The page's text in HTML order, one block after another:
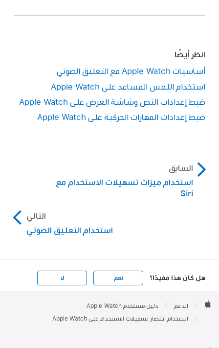
انظر أيضًا
أساسيات Apple Watch مع التعليق الصوتي
استخدام اللمس المساعد على Apple Watch
ضبط إعدادات النص وشاشة العرض على Apple Watch
ضبط إعدادات المهارات الحركية على Apple Watch
السابق
استخدام ميزات تسهيلات الاستخدام مع
Siri
التالي
استخدام التعليق الصوتي
هل كان هذا مفيدًا؟ نعم لا
Footer

الدعم دليل مستخدم Apple Watch
استخدام اختصار تسهيلات الاستخدام على Apple Watch